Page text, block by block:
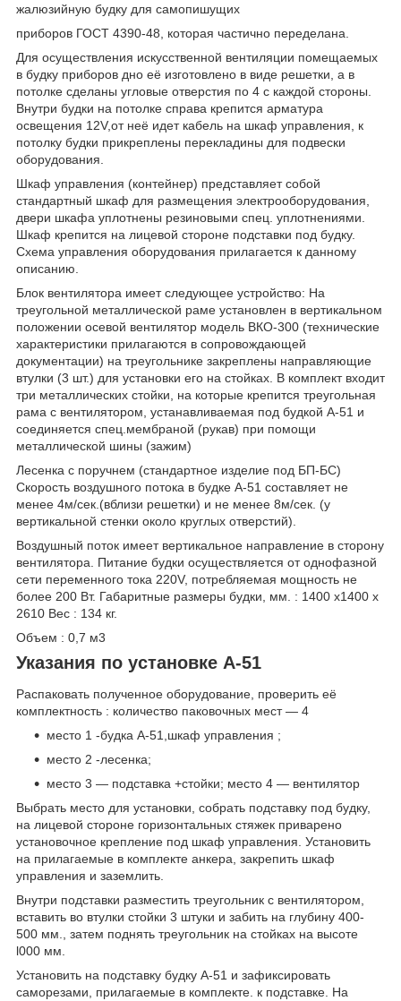
жалюзийную будку для самопишущих
приборов ГОСТ 4390-48, которая частично переделана.
Для осуществления искусственной вентиляции помещаемых
в будку приборов дно её изготовлено в виде решетки, а в
потолке сделаны угловые отверстия по 4 с каждой стороны.
Внутри будки на потолке справа крепится арматура
освещения 12V,от неё идет кабель на шкаф управления, к
потолку будки прикреплены перекладины для подвески
оборудования.
Шкаф управления (контейнер) представляет собой
стандартный шкаф для размещения электрооборудования,
двери шкафа уплотнены резиновыми спец. уплотнениями.
Шкаф крепится на лицевой стороне подставки под будку.
Схема управления оборудования прилагается к данному
описанию.
Блок вентилятора имеет следующее устройство: На
треугольной металлической раме установлен в вертикальном
положении осевой вентилятор модель ВКО-300 (технические
характеристики прилагаются в сопровождающей
документации) на треугольнике закреплены направляющие
втулки (3 шт.) для установки его на стойках. В комплект входит
три металлических стойки, на которые крепится треугольная
рама с вентилятором, устанавливаемая под будкой А-51 и
соединяется спец.мембраной (рукав) при помощи
металлической шины (зажим)
Лесенка с поручнем (стандартное изделие под БП-БС)
Скорость воздушного потока в будке А-51 составляет не
менее 4м/сек.(вблизи решетки) и не менее 8м/сек. (у
вертикальной стенки около круглых отверстий).
Воздушный поток имеет вертикальное направление в сторону
вентилятора. Питание будки осуществляется от однофазной
сети переменного тока 220V, потребляемая мощность не
более 200 Вт. Габаритные размеры будки, мм. : 1400 х1400 х
2610 Вес : 134 кг.
Объем : 0,7 м3
Указания по установке А-51
Распаковать полученное оборудование, проверить её
комплектность : количество паковочных мест — 4
место 1 -будка А-51,шкаф управления ;
место 2 -лесенка;
место 3 — подставка +стойки; место 4 — вентилятор
Выбрать место для установки, собрать подставку под будку,
на лицевой стороне горизонтальных стяжек приварено
установочное крепление под шкаф управления. Установить
на прилагаемые в комплекте анкера, закрепить шкаф
управления и заземлить.
Внутри подставки разместить треугольник с вентилятором,
вставить во втулки стойки 3 штуки и забить на глубину 400-
500 мм., затем поднять треугольник на стойках на высоте
l000 мм.
Установить на подставку будку А-51 и зафиксировать
саморезами, прилагаемые в комплекте. к подставке. На